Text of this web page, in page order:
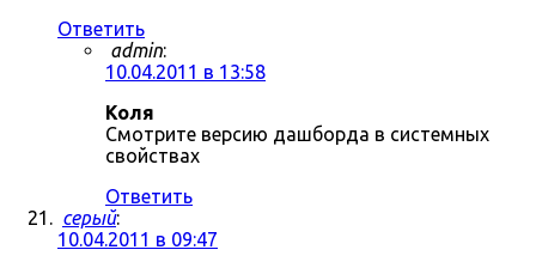
Ответить
admin:
10.04.2011 в 13:58
Коля
Смотрите версию дашборда в системных
свойствах
Ответить
серый:
10.04.2011 в 09:47